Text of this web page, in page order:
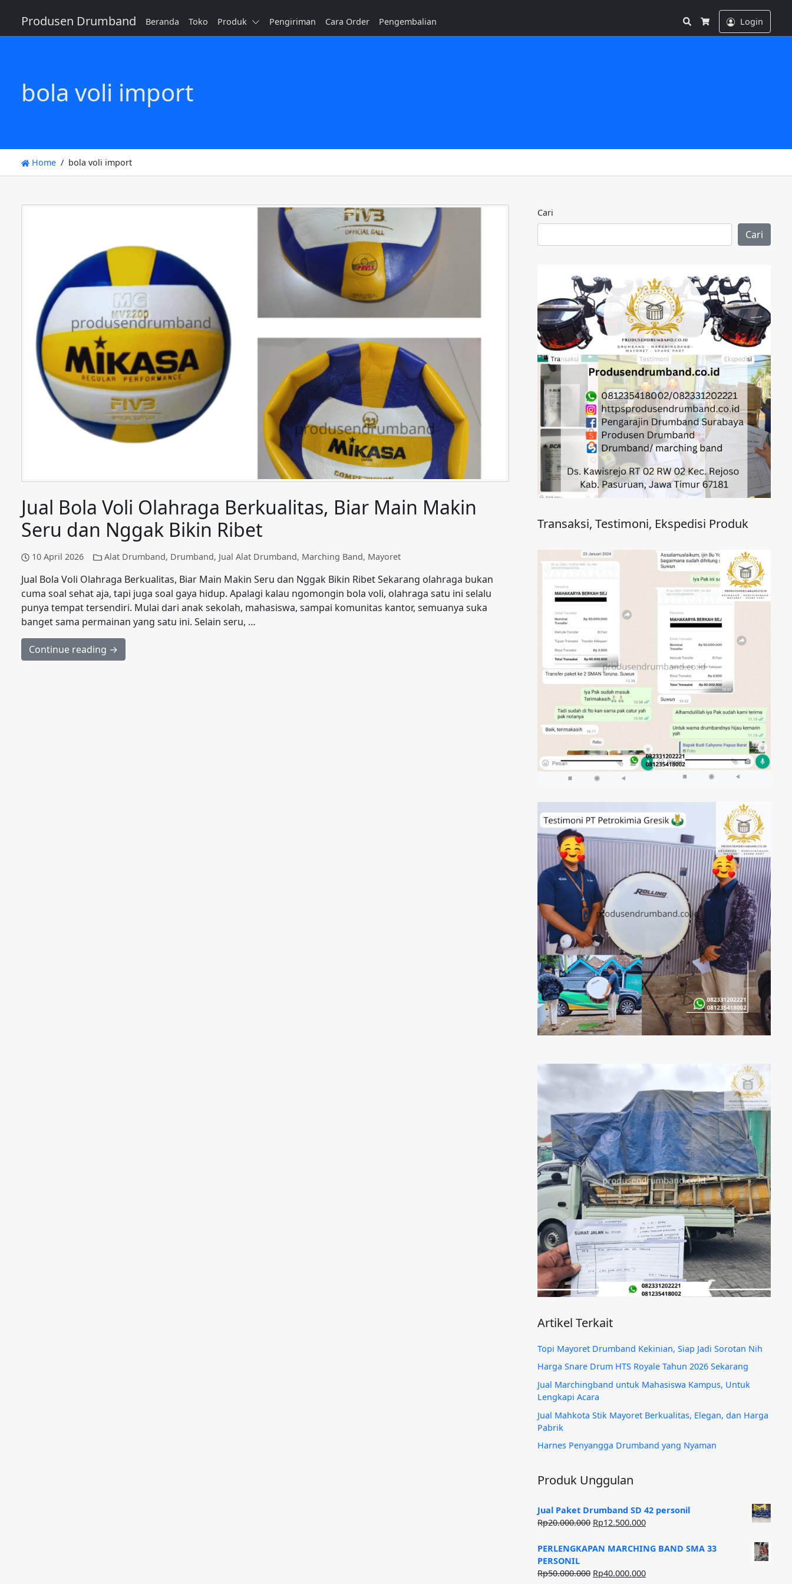
Produsen Drumband Beranda Toko Produk Pengiriman Cara Order Pengembalian
Search
Cart
Login
bola voli import
Home bola voli import
Jual Bola Voli Olahraga Berkualitas, Biar Main Makin
Seru dan Nggak Bikin Ribet
10 April 2026 Alat Drumband, Drumband, Jual Alat Drumband, Marching Band, Mayoret
Jual Bola Voli Olahraga Berkualitas, Biar Main Makin Seru dan Nggak Bikin Ribet Sekarang olahraga bukan
cuma soal sehat aja, tapi juga soal gaya hidup. Apalagi kalau ngomongin bola voli, olahraga satu ini selalu
punya tempat tersendiri. Mulai dari anak sekolah, mahasiswa, sampai komunitas kantor, semuanya suka
banget sama permainan yang satu ini. Selain seru, …
Continue reading →
Cari
Cari
Transaksi, Testimoni, Ekspedisi Produk
Artikel Terkait
Topi Mayoret Drumband Kekinian, Siap Jadi Sorotan Nih
Harga Snare Drum HTS Royale Tahun 2026 Sekarang
Jual Marchingband untuk Mahasiswa Kampus, Untuk
Lengkapi Acara
Jual Mahkota Stik Mayoret Berkualitas, Elegan, dan Harga
Pabrik
Harnes Penyangga Drumband yang Nyaman
Produk Unggulan
Jual Paket Drumband SD 42 personil
Rp20.000.000 Harga
adalah:
Rp12.500.000Harga
ini
Rp12.500.000.
PERLENGKAPAN MARCHING BAND SMA 33
PERSONIL
Rp50.000.000 Harga
Rp40.000.000Harga